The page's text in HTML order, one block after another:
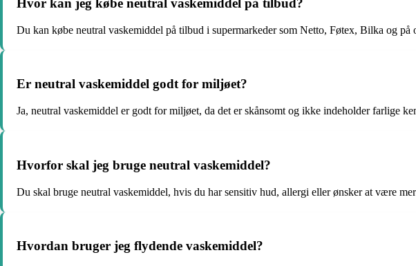
Hvor kan jeg købe neutral vaskemiddel på tilbud?
Du kan købe neutral vaskemiddel på tilbud i supermarkeder som Netto, Føtex, Bilka og
Er neutral vaskemiddel godt for miljøet?
Ja, neutral vaskemiddel er godt for miljøet, da det er skånsomt og ikke indeholder farlige
Hvorfor skal jeg bruge neutral vaskemiddel?
Du skal bruge neutral vaskemiddel, hvis du har sensitiv hud, allergi eller ønsker at være
Hvordan bruger jeg flydende vaskemiddel?